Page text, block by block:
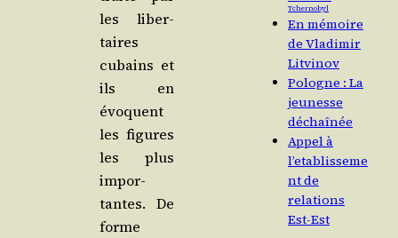
les liber­
taires
cubains et
ils en
évoquent
les figures
les plus
impor­
tantes. De
forme
Tchernobyl
En mémoire
de Vladimir
Litvinov
Pologne : La
jeunesse
déchaînée
Appel à
l’etablisseme
nt de
relations
Est-Est